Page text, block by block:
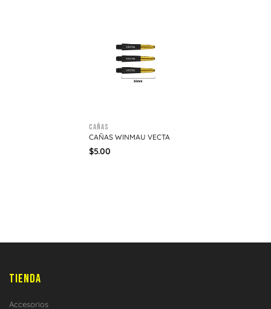
Cañas
CAÑAS WINMAU VECTA
$5.00
TIENDA
Accesorios